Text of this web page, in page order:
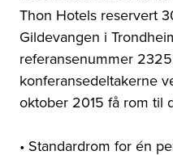
Thon Hotels reservert
Gildevangen i
referansenummer
konferansedeltakerne
oktober 2015 få rom til
• Standardrom for én